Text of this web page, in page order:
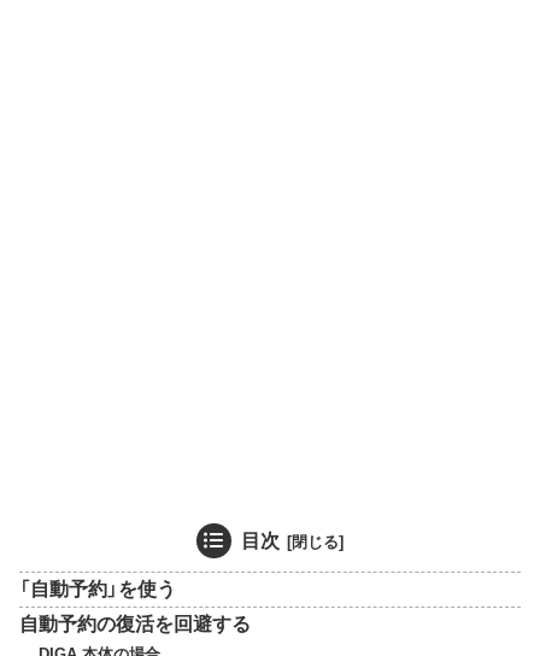
目次
「自動予約」を使う
自動予約の復活を回避する